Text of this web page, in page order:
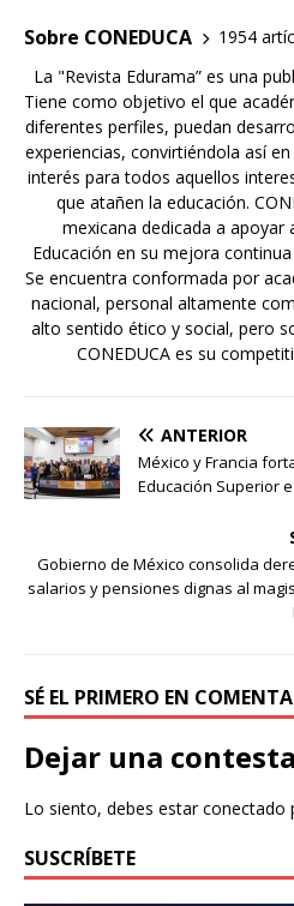
Sobre CONEDUCA
1954
La "Revista Edurama” es una
Tiene como objetivo el que
diferentes perfiles, puedan
experiencias, convirtiéndola así
interés para todos aquellos
que atañen la educación.
mexicana dedicada a apoyar
Educación en su mejora
Se encuentra conformada por
nacional, personal altamente
alto sentido ético y social, pero
CONEDUCA es su
ANTERIOR
México y Francia
Educación Superior
Gobierno de México consolida
salarios y pensiones dignas al
SÉ EL PRIMERO EN
Dejar una
Lo siento, debes estarconectado
SUSCRÍBETE